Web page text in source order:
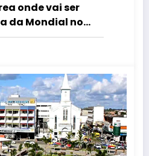
onde vai ser
da Mondial no
km de